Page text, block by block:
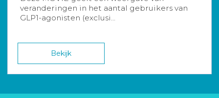
veranderingen in het aantal gebruikers van
GLP1-agonisten (exclusi...
Bekijk